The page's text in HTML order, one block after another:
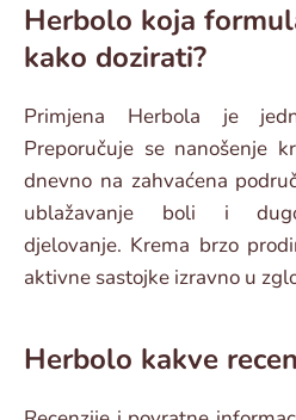
Herbolo koja
kako dozirati?
Primjena Herbola je
Preporučuje se nanošenje
dnevno na zahvaćena
ublažavanje boli i
djelovanje. Krema brzo
aktivne sastojke izravno u
Herbolo kakve